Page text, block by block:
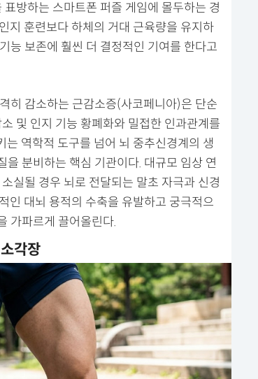
방하는 스마트폰 퍼즐 게임에 몰두하는 경
지 훈련보다 하체의 거대 근육량을 유지하
능 보존에 훨씬 더 결정적인 기여를 한다고
히 감소하는 근감소증(사코페니아)은 단순
및 인지 기능 황폐화와 밀접한 인과관계를
역학적 도구를 넘어 뇌 중추신경계의 생
분비하는 핵심 기관이다. 대규모 임상 연
실될 경우 뇌로 전달되는 말초 자극과 신경
인 대뇌 용적의 수축을 유발하고 궁극적으
가파르게 끌어올린다.
각장